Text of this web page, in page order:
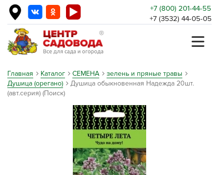
+7 (800) 201-44-55
+7 (3532) 44-05-05
Главная Каталог СЕМЕНА
зелень и пряные травы
Душица (орегано)
Душица обыкновенная Надежда 20шт.
(авт.серия) (Поиск)